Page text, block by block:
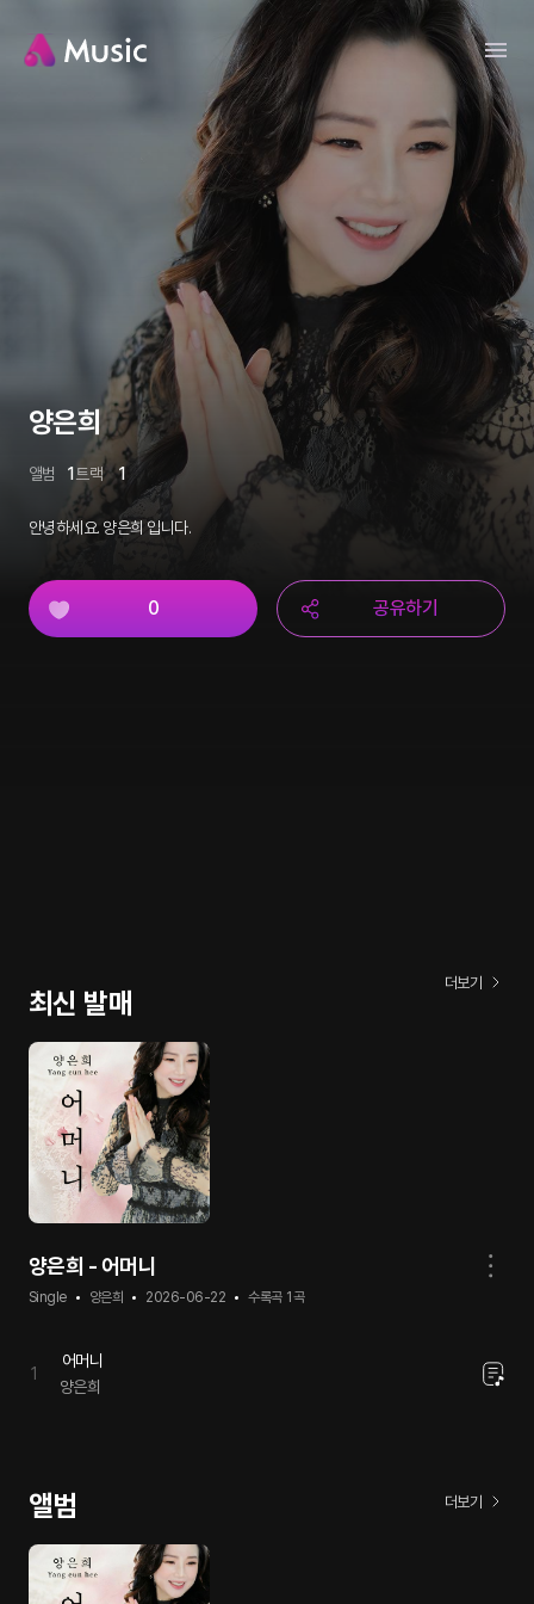
양은희
앨범 1 트랙 1
안녕하세요. 양은희 입니다.
0 공유하기
최신 발매
더보기
양은희 - 어머니
Single 양은희 2026-06-22 수록곡 1 곡
1
어머니
양은희
앨범 더보기